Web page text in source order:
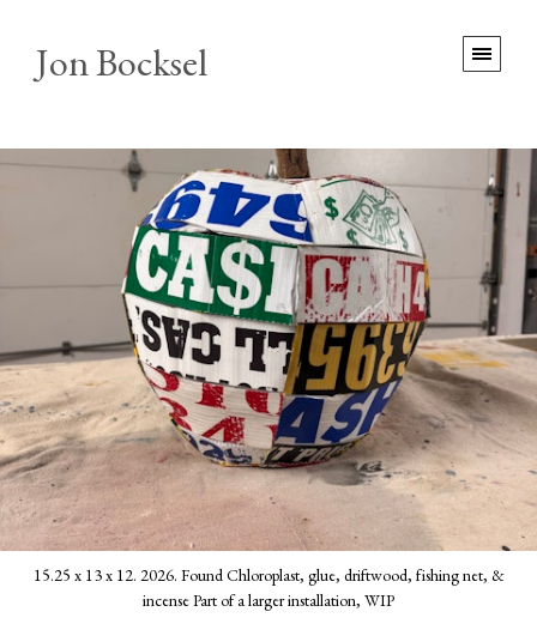
Jon Bocksel